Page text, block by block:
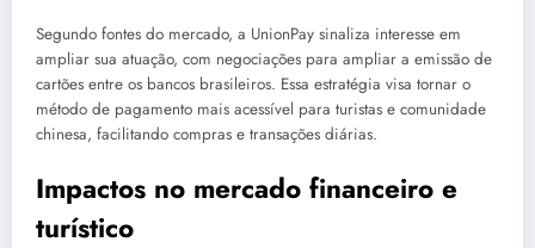
Segundo fontes do mercado, a UnionPay sinaliza interesse em
ampliar sua atuação, com negociações para ampliar a emissão de
cartões entre os bancos brasileiros. Essa estratégia visa tornar o
método de pagamento mais acessível para turistas e comunidade
chinesa, facilitando compras e transações diárias.
Impactos no mercado financeiro e
turístico